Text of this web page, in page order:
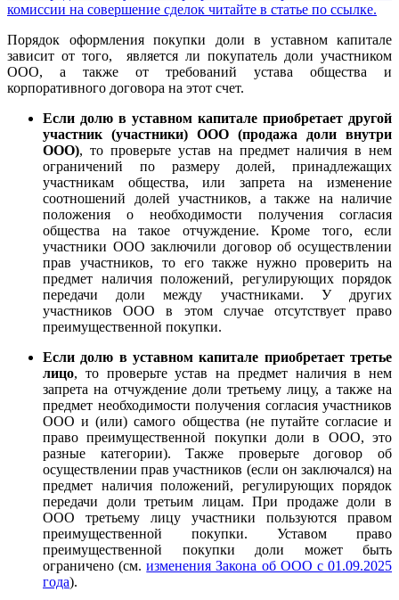
комиссии на совершение сделок читайте в статье по ссылке.
Порядок оформления покупки доли в уставном капитале
зависит от того, является ли покупатель доли участником
ООО, а также от требований устава общества и
корпоративного договора на этот счет.
Если долю в уставном капитале приобретает другой
участник (участники) ООО (продажа доли внутри
ООО), то проверьте устав на предмет наличия в нем
ограничений по размеру долей, принадлежащих
участникам общества, или запрета на изменение
соотношений долей участников, а также на наличие
положения о необходимости получения согласия
общества на такое отчуждение. Кроме того, если
участники ООО заключили договор об осуществлении
прав участников, то его также нужно проверить на
предмет наличия положений, регулирующих порядок
передачи доли между участниками. У других
участников ООО в этом случае отсутствует право
преимущественной покупки.
Если долю в уставном капитале приобретает третье
лицо, то проверьте устав на предмет наличия в нем
запрета на отчуждение доли третьему лицу, а также на
предмет необходимости получения согласия участников
ООО и (или) самого общества (не путайте согласие и
право преимущественной покупки доли в ООО, это
разные категории). Также проверьте договор об
осуществлении прав участников (если он заключался) на
предмет наличия положений, регулирующих порядок
передачи доли третьим лицам. При продаже доли в
ООО третьему лицу участники пользуются правом
преимущественной покупки. Уставом право
преимущественной покупки доли может быть
ограничено (см.изменения Закона об ООО с 01.09.2025
года).